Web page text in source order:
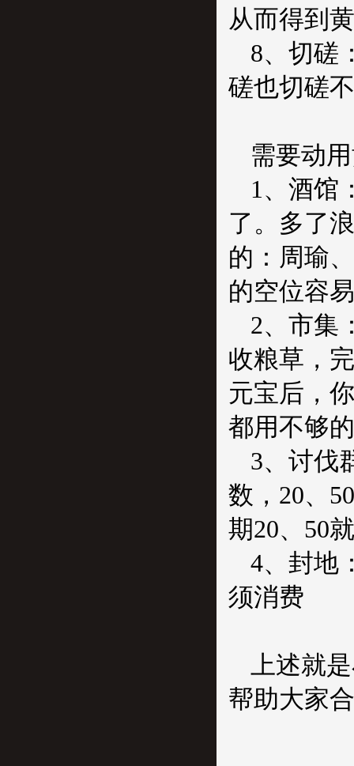
从而得到
8、切磋
磋也切磋
需要动
1、酒馆
了。多了
的：周瑜
的空位容
2、市集
收粮草，
元宝后，
都用不够的
3、讨伐
数， 20、 50
期20、 50
4、封地
须消费
上述就
帮助大家